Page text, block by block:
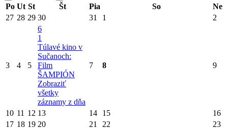
Po Ut St Št Pia So
Ne
27 28 29 30 31 1 2
3 4 5
6
1
Túlavé kino v
Sučanoch:
Film
ŠAMPIÓN
Zobraziť
všetky
záznamy z dňa
7 8 9
10 11 12 13 14 15
16
17 18 19 20 21 22 23